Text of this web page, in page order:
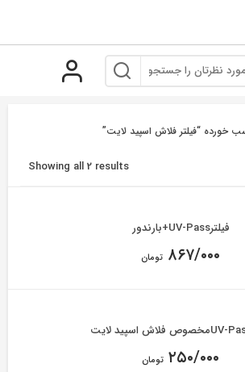
خورده “فیلتر فلاش اسپید لایت”
Showing all 2 results
فیلترUV-Pass+بارندور
۸۶۷/۰۰۰ تومان
۲۵۰/۰۰۰ تومان